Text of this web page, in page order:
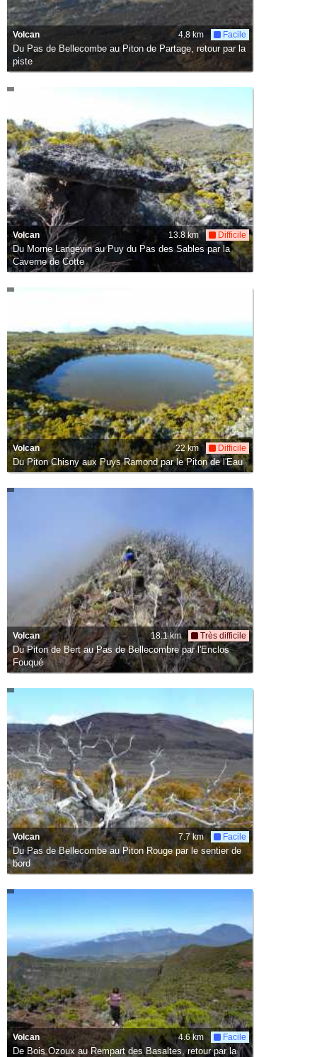
Volcan
Du Pas de Bellecombe au Piton de Partage, retour par la
piste
4.8 km Facile
Volcan
Du Morne Langevin au Puy du Pas des Sables par la
Caverne de Cotte
13.8 km Difficile
Volcan
Du Piton Chisny aux Puys Ramond par le Piton de l'Eau
22 km Difficile
Volcan
Du Piton de Bert au Pas de Bellecombre par l'Enclos
Fouqué
18.1 km Très difficile
Volcan
Du Pas de Bellecombe au Piton Rouge par le sentier de
bord
7.7 km Facile
Volcan
De Bois Ozoux au Rempart des Basaltes, retour par la
4.6 km Facile